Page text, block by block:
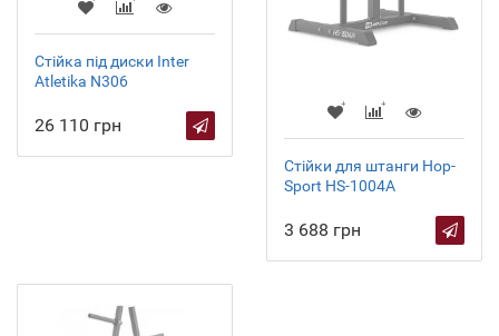
Стійка під диски Inter
Atletika N306
26 110 грн
Стійки для штанги Hop-
Sport HS-1004A
3 688 грн